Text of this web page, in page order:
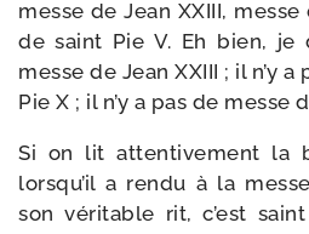
messe de Jean XXIII,
de saint Pie V. Eh bien, je
messe de Jean XXIII ; il n’y
Pie X ; il n’y a pas de messe
Si on lit atten­ti­ve­ment la
lorsqu’il a ren­du à la
son véri­table rit, c’est